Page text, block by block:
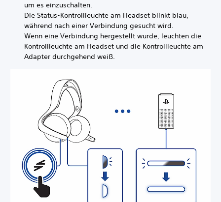
um es einzuschalten.
Die Status-Kontrollleuchte am Headset blinkt blau,
während nach einer Verbindung gesucht wird.
Wenn eine Verbindung hergestellt wurde, leuchten die
Kontrollleuchte am Headset und die Kontrollleuchte am
Adapter durchgehend weiß.